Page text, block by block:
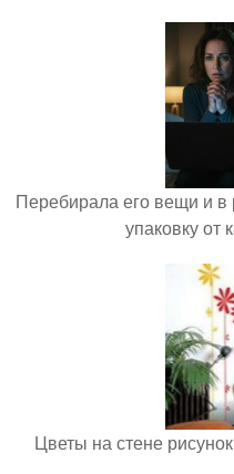
Перебирала его вещи и в
упаковку от
Цветы на стене